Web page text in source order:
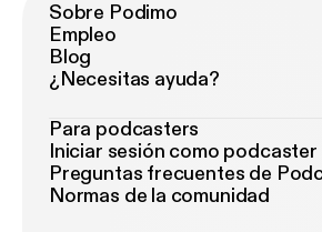
Sobre Podimo
Empleo
Blog
¿Necesitas ayuda?
Para podcasters
Iniciar sesión como podcaster
Preguntas frecuentes de
Normas de la comunidad